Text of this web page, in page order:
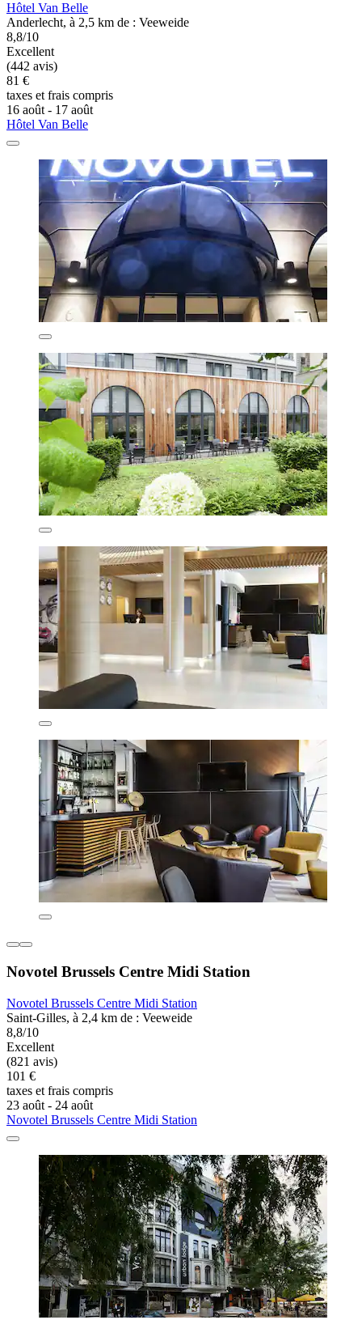
Hôtel Van Belle
Anderlecht, à 2,5 km de : Veeweide
8,8/10
Excellent
(442 avis)
81 €
taxes et frais compris
16 août - 17 août
Hôtel Van Belle
Novotel Brussels Centre Midi Station
Novotel Brussels Centre Midi Station
Saint-Gilles, à 2,4 km de : Veeweide
8,8/10
Excellent
(821 avis)
101 €
taxes et frais compris
23 août - 24 août
Novotel Brussels Centre Midi Station